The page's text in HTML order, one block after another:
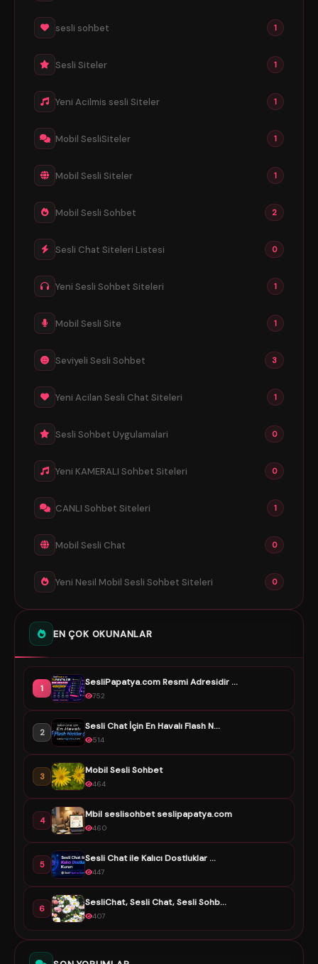
sesli sohbet 1
Sesli Siteler 1
Yeni Acilmis sesli Siteler 1
Mobil SesliSiteler 1
Mobil Sesli Siteler 1
Mobil Sesli Sohbet 2
Sesli Chat Siteleri Listesi 0
Yeni Sesli Sohbet Siteleri 1
Mobil Sesli Site 1
Seviyeli Sesli Sohbet 3
Yeni Acilan Sesli Chat Siteleri 1
Sesli Sohbet Uygulamalari 0
Yeni KAMERALI Sohbet Siteleri 0
CANLI Sohbet Siteleri 1
Mobil Sesli Chat 0
Yeni Nesil Mobil Sesli Sohbet Siteleri 0
EN ÇOK OKUNANLAR
1
SesliPapatya.com Resmi Adresidir ...
752
2
Sesli Chat İçin En Havalı Flash N...
514
3
Mobil Sesli Sohbet
464
4
Mbil seslisohbet seslipapatya.com
460
5
Sesli Chat ile Kalıcı Dostluklar ...
447
6
SesliChat, Sesli Chat, Sesli Sohb...
407